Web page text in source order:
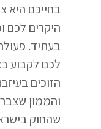
בחייכם היא
היקרים לכם
בעתיד.
לכם לקבוע
הזוכים
והממון
שהחוק